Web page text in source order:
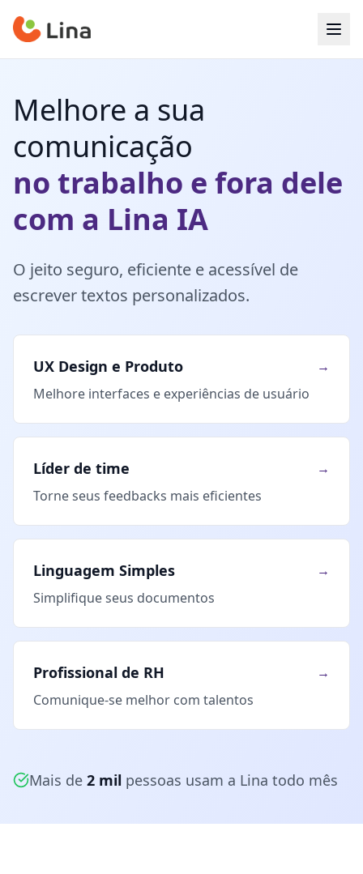
Melhore a sua
comunicação
no trabalho e fora dele
com a Lina IA
O jeito seguro, eficiente e acessível de
escrever textos personalizados.
UX Design e Produto
→
Melhore interfaces e experiências de usuário
Líder de time
→
Torne seus feedbacks mais eficientes
Linguagem Simples
→
Simplifique seus documentos
Profissional de RH
→
Comunique-se melhor com talentos
Mais de 2 mil pessoas usam a Lina todo mês